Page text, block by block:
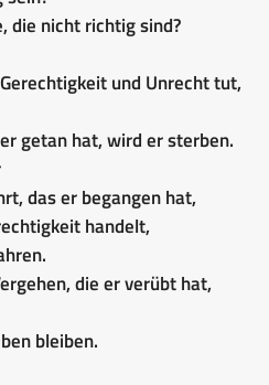
die nicht richtig sind?
und Unrecht tut,
getan hat, wird er sterben.
das er begangen hat,
handelt,
die er verübt hat,
bleiben.